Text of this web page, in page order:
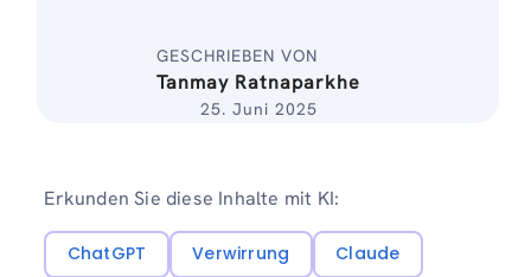
GESCHRIEBEN VON
Tanmay Ratnaparkhe
25. Juni 2025
Erkunden Sie diese Inhalte mit KI:
ChatGPT Verwirrung
Claude